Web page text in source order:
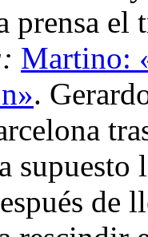
prensa
Martino:
.
supuesto
de